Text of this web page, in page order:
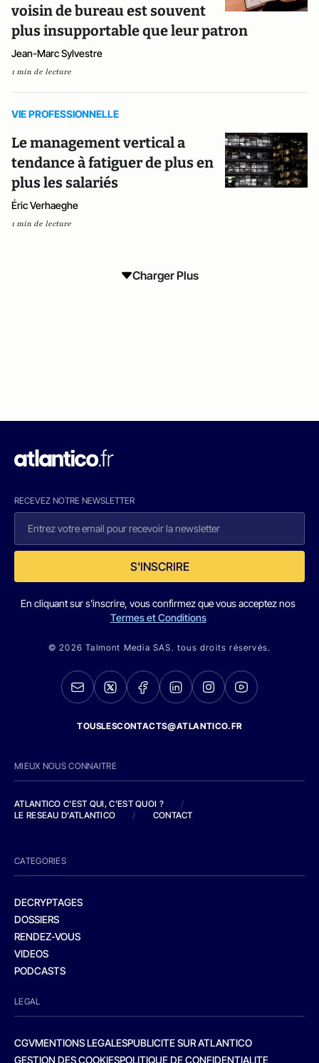
voisin de bureau est souvent
plus insupportable que leur patron
Jean-Marc Sylvestre
1 min de lecture
VIE PROFESSIONNELLE
Le management vertical a
tendance à fatiguer de plus en
plus les salariés
Éric Verhaeghe
1 min de lecture
Charger Plus
RECEVEZ NOTRE NEWSLETTER
S'INSCRIRE
En cliquant sur s'inscrire, vous confirmez que vous acceptez nos
Termes et Conditions
© 2026 Talmont Media SAS. tous droits réservés.
TOUSLESCONTACTS@ATLANTICO.FR
MIEUX NOUS CONNAITRE
ATLANTICO C'EST QUI, C'EST QUOI ?
/
LE RESEAU D'ATLANTICO
/ CONTACT
CATEGORIES
DECRYPTAGES
DOSSIERS
RENDEZ-VOUS
VIDEOS
PODCASTS
LEGAL
CGVMENTIONS LEGALESPUBLICITE SUR ATLANTICO
GESTION DES COOKIESPOLITIQUE DE CONFIDENTIALITE